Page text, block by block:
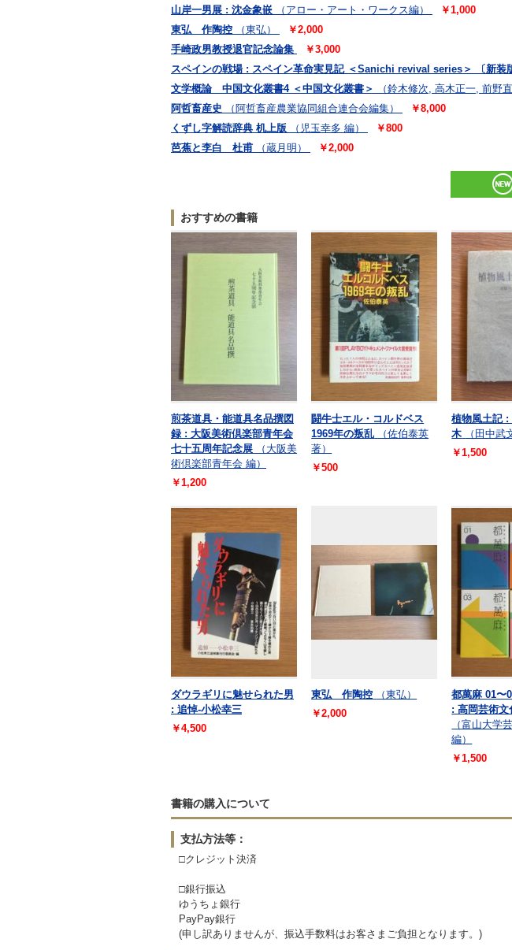
山岸一男展 : 沈金象嵌
（アロー・アート・ワークス編）
￥1,000
東弘 作陶控
（東弘）
￥2,000
手崎政男教授退官記念論集
￥3,000
スペインの戦場 : スペイン革命実見記 ＜Sanichi revival series＞ 〔新装
文学概論 中国文化叢書4 ＜中国文化叢書＞
（鈴木修次, 高木正一, 前野
阿哲畜産史
（阿哲畜産農業協同組合連合会編集）
￥8,000
くずし字解読辞典 机上版
（児玉幸多 編）
￥800
芭蕉と李白 杜甫
（蔵月明） ￥2,000
おすすめの書籍
煎茶道具・能道具名品撰図
録 : 大阪美術倶楽部青年会
七十五周年記念展
（大阪美
術倶楽部青年会 編）
￥1,200
闘牛士エル・コルドベス
1969年の叛乱
（佐伯泰英
著）
￥500
植物風土記 :
木
（田中武
￥1,500
ダウラギリに魅せられた男
: 追悼-小松幸三
￥4,500
東弘 作陶控
（東弘）
￥2,000
都萬麻 01
: 高岡芸術文
（富山大学
編）
￥1,500
書籍の購入について
支払方法等：
□クレジット決済
□銀行振込
ゆうちょ銀行
PayPay銀行
(申し訳ありませんが、振込手数料はお客さまご負担となります。)